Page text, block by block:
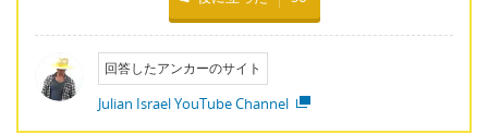
回答したアンカーのサイト
Julian Israel YouTube Channel